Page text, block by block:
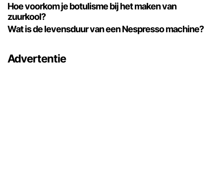
Hoe voorkom je botulisme bij het maken van
zuurkool?
Wat is de levensduur van een Nespresso machine?
Advertentie